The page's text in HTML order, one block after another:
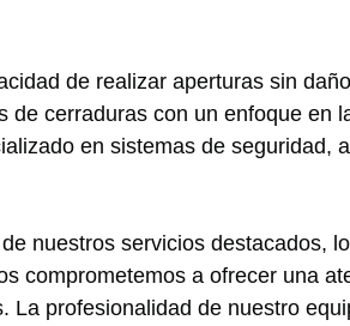
de realizar aperturas sin
cerraduras con un enfoque en
en sistemas de seguridad,
nuestros servicios destacados,
comprometemos a ofrecer una
profesionalidad de nuestro